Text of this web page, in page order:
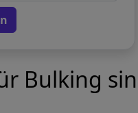
Bulking